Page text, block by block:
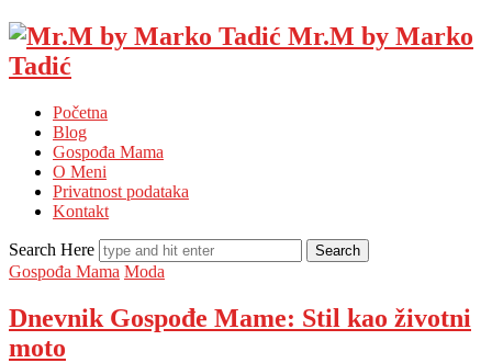
Mr.M by Marko
Tadić
Početna
Blog
Gospođa Mama
O Meni
Privatnost podataka
Kontakt
Search Here
Gospođa Mama Moda
Dnevnik Gospođe Mame: Stil kao životni
moto